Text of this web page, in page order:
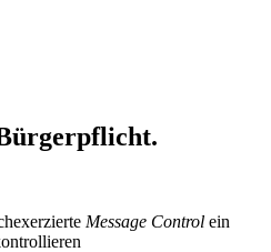
Message Control ein